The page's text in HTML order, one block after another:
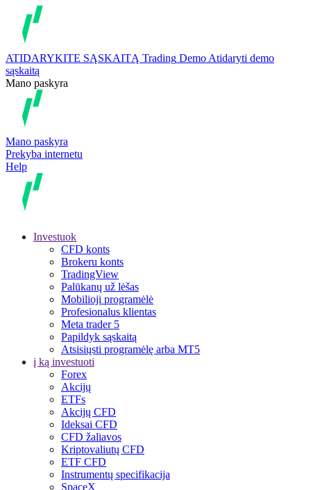
ATIDARYKITE SĄSKAITĄ Trading Demo Atidaryti demo
sąskaitą
Mano paskyra
Mano paskyra
Prekyba internetu
Help
Investuok
CFD konts
Brokeru konts
TradingView
Palūkanų už lėšas
Mobilioji programėlė
Profesionalus klientas
Meta trader 5
Papildyk sąskaitą
Atsisiųsti programėlę arba MT5
į ką investuoti
Forex
Akcijų
ETFs
Akcijų CFD
Ideksai CFD
CFD žaliavos
Kriptovaliutų CFD
ETF CFD
Instrumentų specifikacija
SpaceX